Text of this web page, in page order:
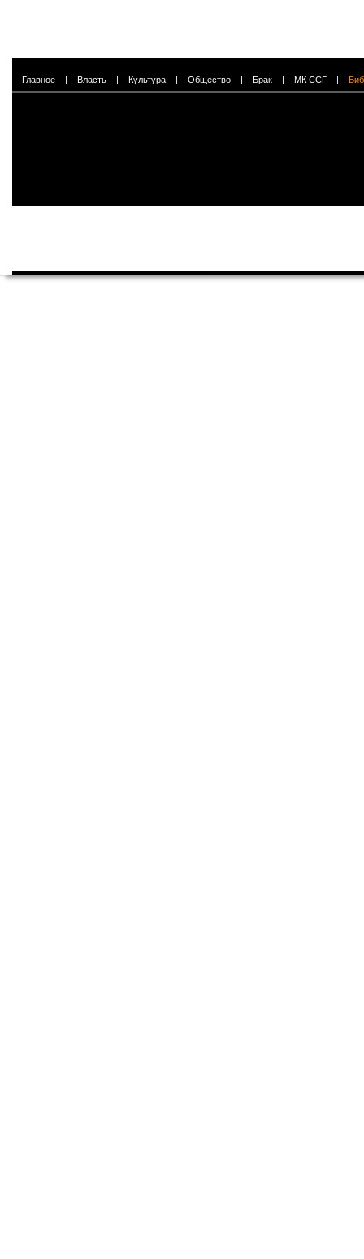
Главное | Власть | Культура | Общество | Брак | МК ССГ |